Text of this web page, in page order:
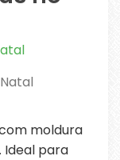
moldura
Ideal para